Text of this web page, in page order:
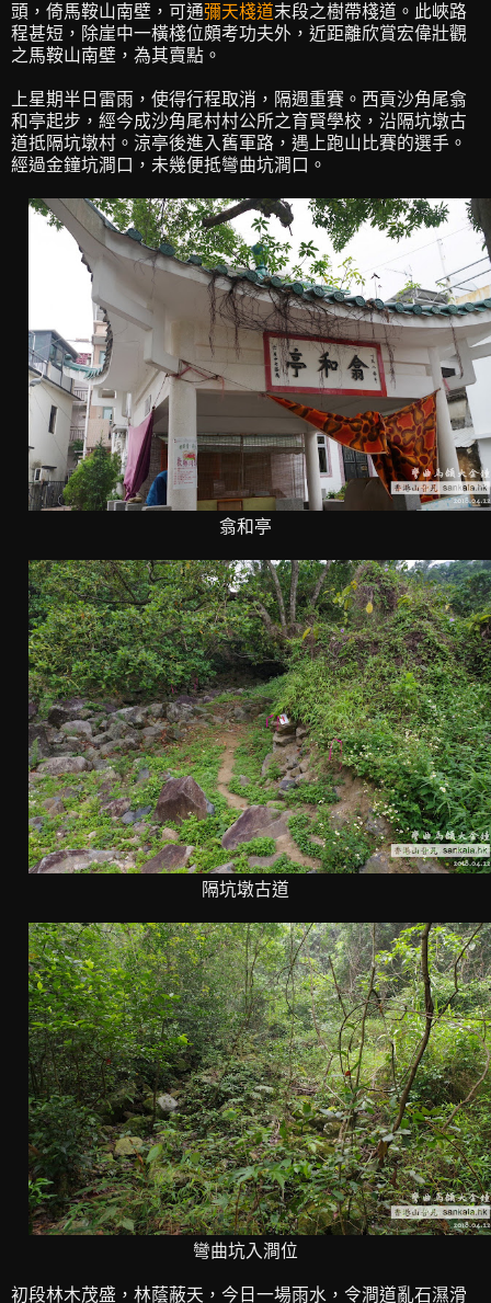
頭，倚馬鞍山南壁，可通彌天棧道末段之樹帶棧道。此峽路
程甚短，除崖中一橫棧位頗考功夫外，近距離欣賞宏偉壯觀
之馬鞍山南壁，為其賣點。
上星期半日雷雨，使得行程取消，隔週重賽。西貢沙角尾翕
和亭起步，經今成沙角尾村村公所之育賢學校，沿隔坑墩古
道抵隔坑墩村。涼亭後進入舊軍路，遇上跑山比賽的選手。
經過金鐘坑澗口，未幾便抵彎曲坑澗口。
翕和亭
隔坑墩古道
彎曲坑入澗位
初段林木茂盛，林蔭蔽天，今日一場雨水，令澗道亂石濕滑